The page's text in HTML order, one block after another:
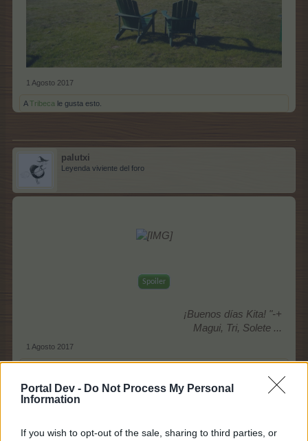
Portal Dev - Do Not Process My Personal
Information
If you wish to opt-out of the sale, sharing to third parties, or
1 Agosto 2017
ATribeca le gusta esto.
palutxi
Leyenda viviente del foro
Spoiler
¡Buenos días Kita! "-+
Magui, Tri, Solete ...
1 Agosto 2017
Leyenda viviente del foro